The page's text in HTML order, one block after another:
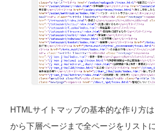
HTMLサイトマップの基本的な作り方
から下層ページまで全ページをリスト